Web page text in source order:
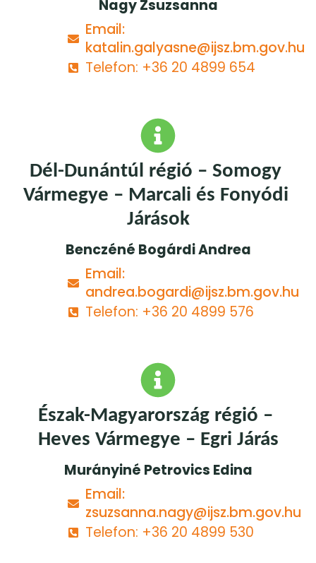
Nagy Zsuzsanna
Email:
katalin.galyasne@ijsz.bm.gov.hu
Telefon: +36 20 4899 654
Dél-Dunántúl régió – Somogy
Vármegye – Marcali és Fonyódi
Járások
Benczéné Bogárdi Andrea
Email:
andrea.bogardi@ijsz.bm.gov.hu
Telefon: +36 20 4899 576
Észak-Magyarország régió –
Heves Vármegye – Egri Járás
Murányiné Petrovics Edina
Email:
zsuzsanna.nagy@ijsz.bm.gov.hu
Telefon: +36 20 4899 530